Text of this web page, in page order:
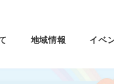
地域情報 イベ